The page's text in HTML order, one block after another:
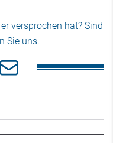
versprochen hat? Sind
Sie uns.